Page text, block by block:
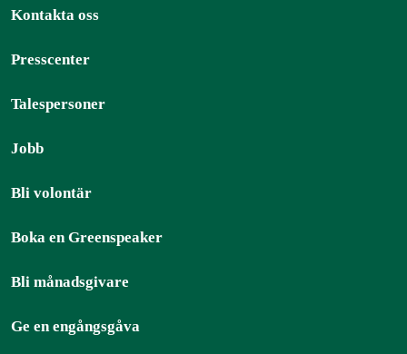
Kontakta oss
Presscenter
Talespersoner
Jobb
Bli volontär
Boka en Greenspeaker
Bli månadsgivare
Ge en engångsgåva